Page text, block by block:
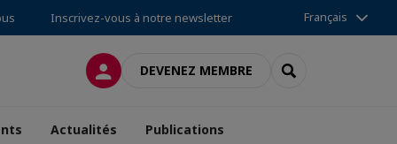
Inscrivez-vous à notre newsletter Français
CONNEXIONDEVENEZ MEMBRE RECHERCHER
Actualités Publications